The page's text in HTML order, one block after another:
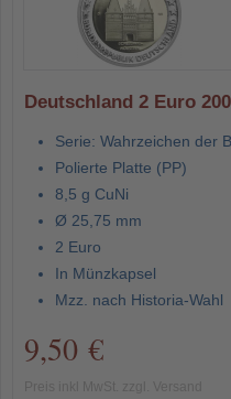
Deutschland 2 Euro
Serie: Wahrzeichen der
Polierte Platte (PP)
8,5 g CuNi
Ø 25,75 mm
2 Euro
In Münzkapsel
Mzz. nach Historia-Wahl
9,50 €